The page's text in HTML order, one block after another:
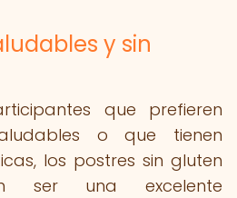
y sin
que prefieren
o que tienen
los postres sin gluten
ser una excelente